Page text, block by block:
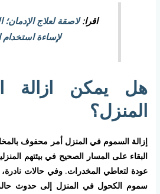
اقرا:لاصقة لعلاج الإدمان؛
لإساءة استخدام
هل يمكن ازالة
المنزل؟
إزالة السموم في المنزل أمر محفوف
البقاء على المسار الصحيح في بيئتهم
عودة لتعاطي المخدرات. وفي حالات
سموم الكحول في المنزل إلى حدوث